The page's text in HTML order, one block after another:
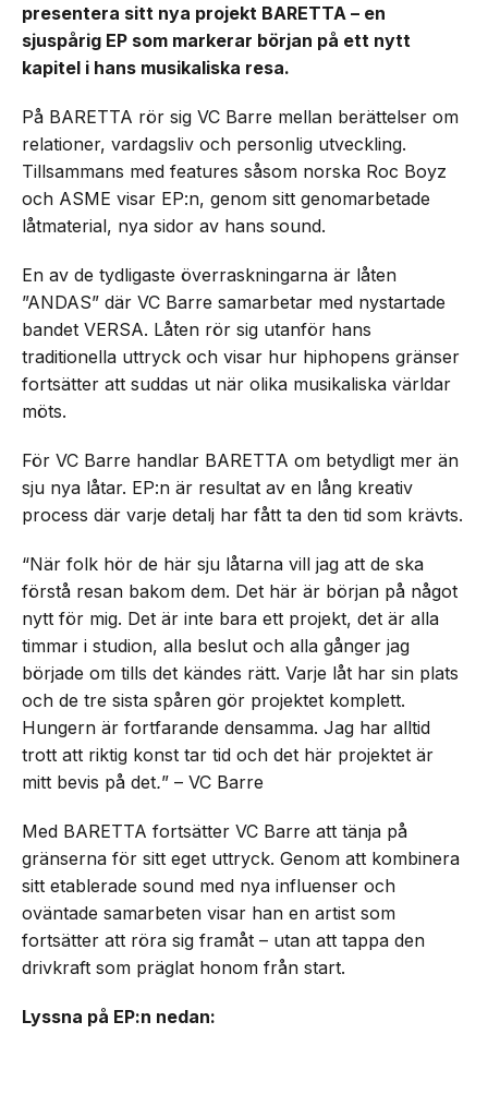
presentera sitt nya projekt BARETTA – en
sjuspårig EP som markerar början på ett nytt
kapitel i hans musikaliska resa.
På BARETTA rör sig VC Barre mellan berättelser om
relationer, vardagsliv och personlig utveckling.
Tillsammans med features såsom norska Roc Boyz
och ASME visar EP:n, genom sitt genomarbetade
låtmaterial, nya sidor av hans sound.
En av de tydligaste överraskningarna är låten
”ANDAS” där VC Barre samarbetar med nystartade
bandet VERSA. Låten rör sig utanför hans
traditionella uttryck och visar hur hiphopens gränser
fortsätter att suddas ut när olika musikaliska världar
möts.
För VC Barre handlar BARETTA om betydligt mer än
sju nya låtar. EP:n är resultat av en lång kreativ
process där varje detalj har fått ta den tid som krävts.
“När folk hör de här sju låtarna vill jag att de ska
förstå resan bakom dem. Det här är början på något
nytt för mig. Det är inte bara ett projekt, det är alla
timmar i studion, alla beslut och alla gånger jag
började om tills det kändes rätt. Varje låt har sin plats
och de tre sista spåren gör projektet komplett.
Hungern är fortfarande densamma. Jag har alltid
trott att riktig konst tar tid och det här projektet är
mitt bevis på det.” – VC Barre
Med BARETTA fortsätter VC Barre att tänja på
gränserna för sitt eget uttryck. Genom att kombinera
sitt etablerade sound med nya influenser och
oväntade samarbeten visar han en artist som
fortsätter att röra sig framåt – utan att tappa den
drivkraft som präglat honom från start.
Lyssna på EP:n nedan: